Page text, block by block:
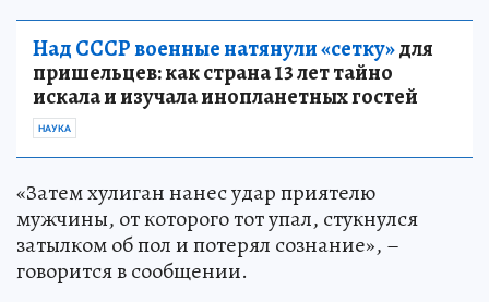
Над СССР военные натянули «сетку»для
пришельцев: как страна 13 лет тайно
искала и изучала инопланетных гостей
НАУКА
«Затем хулиган нанес удар приятелю
мужчины, от которого тот упал, стукнулся
затылком об пол и потерял сознание», –
говорится в сообщении.